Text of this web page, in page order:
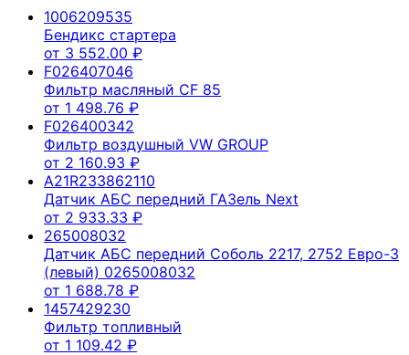
1006209535
Бендикс стартера
от 3 552.00 ₽
F026407046
Фильтр масляный CF 85
от 1 498.76 ₽
F026400342
Фильтр воздушный VW GROUP
от 2 160.93 ₽
A21R233862110
Датчик АБС передний ГАЗель Next
от 2 933.33 ₽
265008032
Датчик АБС передний Соболь 2217, 2752 Евро-3
(левый) 0265008032
от 1 688.78 ₽
1457429230
Фильтр топливный
от 1 109.42 ₽